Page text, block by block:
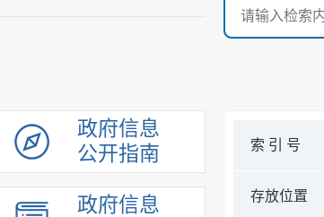
政府信息
公开指南
政府信息
索 引 号
存放位置